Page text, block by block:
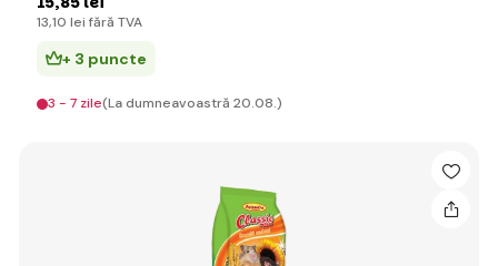
13,10 lei fără TVA
+ 3 puncte
3 - 7 zile(La dumneavoastră 20.08.)